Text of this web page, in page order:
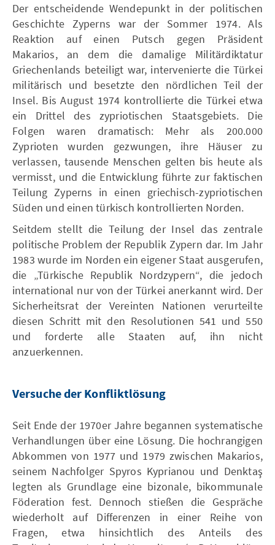
Der entscheidende Wendepunkt in der politischen
Geschichte Zyperns war der Sommer 1974. Als
Reaktion auf einen Putsch gegen Präsident
Makarios, an dem die damalige Militärdiktatur
Griechenlands beteiligt war, intervenierte die Türkei
militärisch und besetzte den nördlichen Teil der
Insel. Bis August 1974 kontrollierte die Türkei etwa
ein Drittel des zypriotischen Staatsgebiets. Die
Folgen waren dramatisch: Mehr als 200.000
Zyprioten wurden gezwungen, ihre Häuser zu
verlassen, tausende Menschen gelten bis heute als
vermisst, und die Entwicklung führte zur faktischen
Teilung Zyperns in einen griechisch-zypriotischen
Süden und einen türkisch kontrollierten Norden.
Seitdem stellt die Teilung der Insel das zentrale
politische Problem der Republik Zypern dar. Im Jahr
1983 wurde im Norden ein eigener Staat ausgerufen,
die „Türkische Republik Nordzypern“, die jedoch
international nur von der Türkei anerkannt wird. Der
Sicherheitsrat der Vereinten Nationen verurteilte
diesen Schritt mit den Resolutionen 541 und 550
und forderte alle Staaten auf, ihn nicht
anzuerkennen.
Versuche der Konfliktlösung
Seit Ende der 1970er Jahre begannen systematische
Verhandlungen über eine Lösung. Die hochrangigen
Abkommen von 1977 und 1979 zwischen Makarios,
seinem Nachfolger Spyros Kyprianou und Denktaş
legten als Grundlage eine bizonale, bikommunale
Föderation fest. Dennoch stießen die Gespräche
wiederholt auf Differenzen in einer Reihe von
Fragen, etwa hinsichtlich des Anteils des